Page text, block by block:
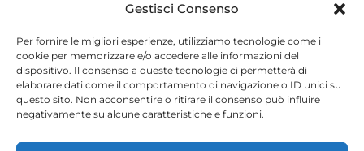
Gestisci Consenso
Per fornire le migliori esperienze, utilizziamo tecnologie come i
cookie per memorizzare e/o accedere alle informazioni del
dispositivo. Il consenso a queste tecnologie ci permetterà di
elaborare dati come il comportamento di navigazione o ID unici su
questo sito. Non acconsentire o ritirare il consenso può influire
negativamente su alcune caratteristiche e funzioni.
Chiesa di San Tolomeo
Chiesa di San Pietro
Cose da fare